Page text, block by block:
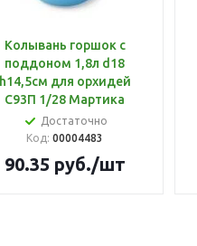
Колывань горшок с
поддоном 1,8л d18
h14,5см для орхидей
С93П 1/28 Мартика
Достаточно
Код: 00004483
90.35 руб./шт